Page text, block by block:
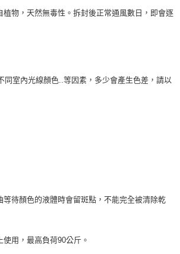
植物，天然無毒性。拆封後正常通風數日，即會逐
同室內光線顏色..等因素，多少會產生色差，請以
等待顏色的液體時會留斑點，不能完全被清除乾
用，最高負荷90公斤。